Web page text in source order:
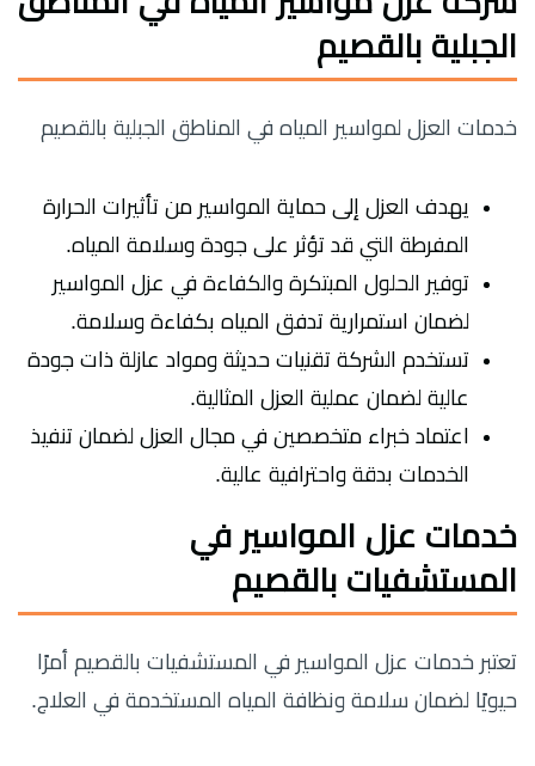
الجبلية بالقصيم
خدمات العزل لمواسير المياه في المناطق الجبلية بالقصيم
يهدف العزل إلى حماية المواسير من تأثيرات الحرارة
المفرطة التي قد تؤثر على جودة وسلامة المياه.
توفير الحلول المبتكرة والكفاءة في عزل المواسير
لضمان استمرارية تدفق المياه بكفاءة وسلامة.
تستخدم الشركة تقنيات حديثة ومواد عازلة ذات جودة
عالية لضمان عملية العزل المثالية.
اعتماد خبراء متخصصين في مجال العزل لضمان تنفيذ
الخدمات بدقة واحترافية عالية.
خدمات عزل المواسير في
المستشفيات بالقصيم
تعتبر خدمات عزل المواسير في المستشفيات بالقصيم أمرًا
حيويًا لضمان سلامة ونظافة المياه المستخدمة في العلاج.